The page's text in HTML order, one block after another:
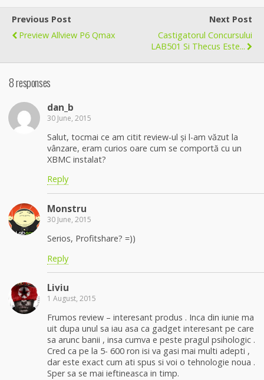
Previous Post
Preview Allview P6 Qmax
Next Post
Castigatorul Concursului
LAB501 Si Thecus Este...
8 responses
dan_b
30 June, 2015
Salut, tocmai ce am citit review-ul și l-am văzut la
vânzare, eram curios oare cum se comportă cu un
XBMC instalat?
Reply
Monstru
30 June, 2015
Serios, Profitshare? =))
Reply
Liviu
1 August, 2015
Frumos review – interesant produs . Inca din iunie ma
uit dupa unul sa iau asa ca gadget interesant pe care
sa arunc banii , insa cumva e peste pragul psihologic .
Cred ca pe la 5- 600 ron isi va gasi mai multi adepti ,
dar este exact cum ati spus si voi o tehnologie noua .
Sper sa se mai ieftineasca in timp.